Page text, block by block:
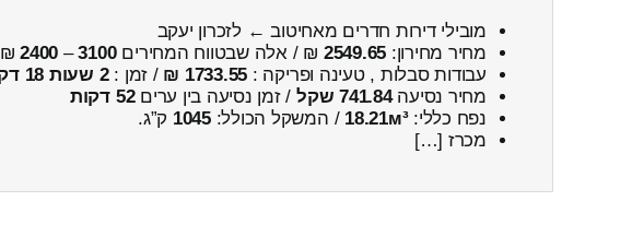
מובילי דירות חדרים מאחיטוב ← לזכרון יעקב
מחיר מחירון: 2549.65 ₪ / אלה שבטווח המחירים3100
–
2400
₪
עבודות סבלות , טעינה ופריקה : 1733.55 ₪ / זמן :2 שעות 18 דקות
מחיר נסיעה741.84 שקל / זמן נסיעה בין ערים52 דקות
נפח כללי:18.21м³ / המשקל הכולל:1045 ק”ג.
מכרז […]